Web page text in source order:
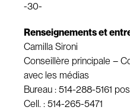
-30-
Renseignements et
Camilla Sironi
Conseillère principale –
avec les médias
Bureau : 514-288-5161
Cell. : 514-265-5471